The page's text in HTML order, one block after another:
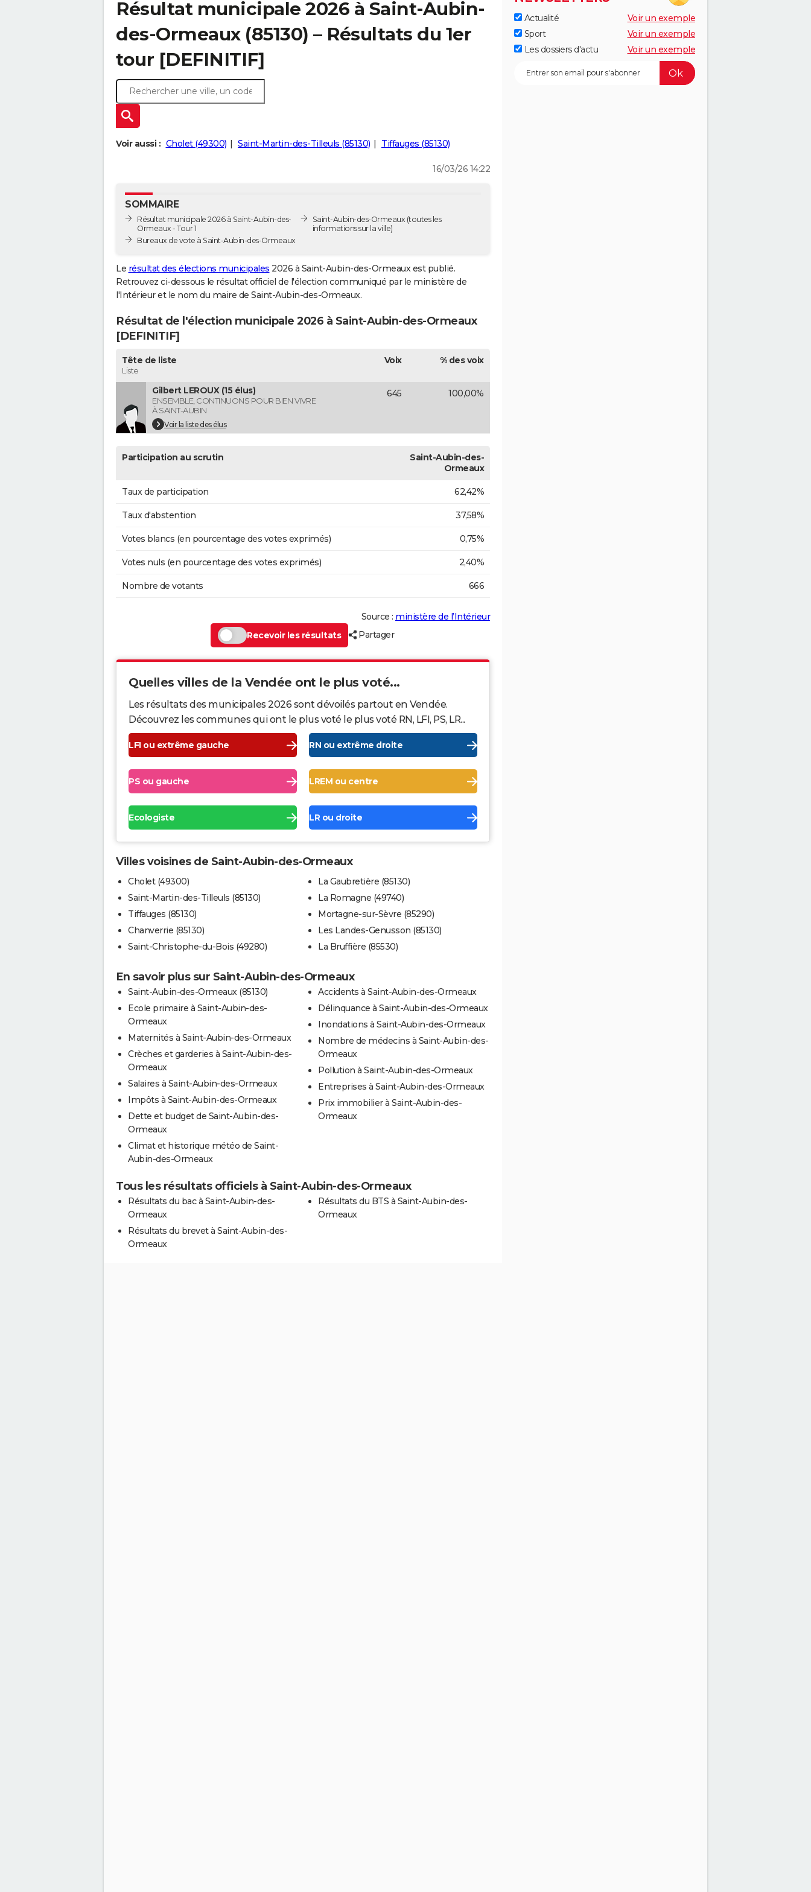
Résultat municipale 2026 à Saint-Aubin-
des-Ormeaux (85130) – Résultats du 1er
tour [DEFINITIF]
Voir aussi : Cholet (49300) Saint-Martin-des-Tilleuls (85130) Tiffauges (85130)
16/03/26 14:22
SOMMAIRE
Résultat municipale 2026 à Saint-Aubin-des-
Ormeaux - Tour 1
Bureaux de vote à Saint-Aubin-des-Ormeaux
Saint-Aubin-des-Ormeaux (toutes les
informations sur la ville)
Le résultat des élections municipales 2026 à Saint-Aubin-des-Ormeaux est publié.
Retrouvez ci-dessous le résultat officiel de l'élection communiqué par le ministère de
l'Intérieur et le nom du maire de Saint-Aubin-des-Ormeaux.
Résultat de l'élection municipale 2026 à Saint-Aubin-des-Ormeaux
[DEFINITIF]
Tête de liste
Liste
Voix % des voix
Gilbert LEROUX (15 élus)
ENSEMBLE, CONTINUONS POUR BIEN VIVRE
À SAINT-AUBIN
Voir la liste des élus
645 100,00%
Participation au scrutin
Saint-Aubin-des-
Ormeaux
Taux de participation 62,42%
Taux d'abstention 37,58%
Votes blancs (en pourcentage des votes exprimés) 0,75%
Votes nuls (en pourcentage des votes exprimés) 2,40%
Nombre de votants 666
Source : ministère de l’Intérieur
Recevoir les résultats
Partager
Quelles villes de la Vendée ont le plus voté...
Les résultats des municipales 2026 sont dévoilés partout en Vendée.
Découvrez les communes qui ont le plus voté le plus voté RN, LFI, PS, LR...
LFI ou extrême gauche RN ou extrême droite
PS ou gauche LREM ou centre
Ecologiste LR ou droite
Villes voisines de Saint-Aubin-des-Ormeaux
Cholet (49300)
Saint-Martin-des-Tilleuls (85130)
Tiffauges (85130)
Chanverrie (85130)
Saint-Christophe-du-Bois (49280)
La Gaubretière (85130)
La Romagne (49740)
Mortagne-sur-Sèvre (85290)
Les Landes-Genusson (85130)
La Bruffière (85530)
En savoir plus sur Saint-Aubin-des-Ormeaux
Saint-Aubin-des-Ormeaux (85130)
Ecole primaire à Saint-Aubin-des-
Ormeaux
Maternités à Saint-Aubin-des-Ormeaux
Crèches et garderies à Saint-Aubin-des-
Ormeaux
Salaires à Saint-Aubin-des-Ormeaux
Impôts à Saint-Aubin-des-Ormeaux
Dette et budget de Saint-Aubin-des-
Ormeaux
Climat et historique météo de Saint-
Aubin-des-Ormeaux
Accidents à Saint-Aubin-des-Ormeaux
Délinquance à Saint-Aubin-des-Ormeaux
Inondations à Saint-Aubin-des-Ormeaux
Nombre de médecins à Saint-Aubin-des-
Ormeaux
Pollution à Saint-Aubin-des-Ormeaux
Entreprises à Saint-Aubin-des-Ormeaux
Prix immobilier à Saint-Aubin-des-
Ormeaux
Tous les résultats officiels à Saint-Aubin-des-Ormeaux
Résultats du bac à Saint-Aubin-des-
Ormeaux
Résultats du brevet à Saint-Aubin-des-
Ormeaux
Résultats du BTS à Saint-Aubin-des-
Ormeaux
Actualité
Voir un exemple
Sport
Voir un exemple
Les dossiers d'actu
Voir un exemple